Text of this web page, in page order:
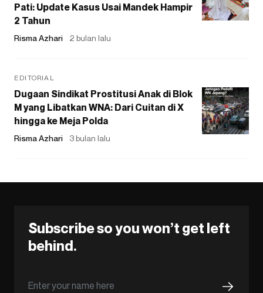
Pati: Update Kasus Usai Mandek Hampir
2 Tahun
Risma Azhari 2 bulan lalu
EDITORIAL
Dugaan Sindikat Prostitusi Anak di Blok
M yang Libatkan WNA: Dari Cuitan di X
hingga ke Meja Polda
Risma Azhari 3 bulan lalu
Subscribe so you won’t get left
behind.